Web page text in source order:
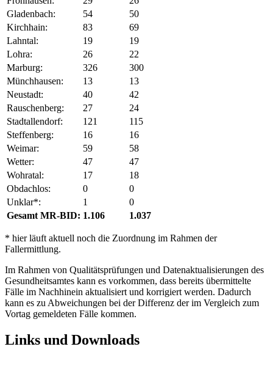
Gladenbach:
54
50
Kirchhain:
83
69
Lahntal:
19
19
Lohra:
26
22
Marburg:
326
300
Münchhausen:
13
13
Neustadt:
40
42
Rauschenberg:
27
24
Stadtallendorf:
121
115
Steffenberg:
16
16
Weimar:
59
58
Wetter:
47
47
Wohratal:
17
18
Obdachlos:
0
0
Unklar*:
1
0
Gesamt MR-BID: 1.106 1.037
* hier läuft aktuell noch die Zuordnung im Rahmen der
Fallermittlung.
Im Rahmen von Qualitätsprüfungen und Datenaktualisierungen des
Gesundheitsamtes kann es vorkommen, dass bereits übermittelte
Fälle im Nachhinein aktualisiert und korrigiert werden. Dadurch
kann es zu Abweichungen bei der Differenz der im Vergleich zum
Vortag gemeldeten Fälle kommen.
Links und Downloads